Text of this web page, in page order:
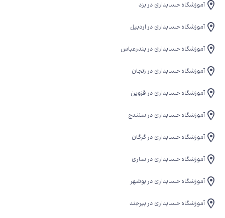
آموزشگاه حسابداری در یزد
آموزشگاه حسابداری در اردبیل
آموزشگاه حسابداری در بندرعباس
آموزشگاه حسابداری در زنجان
آموزشگاه حسابداری در قزوین
آموزشگاه حسابداری در سنندج
آموزشگاه حسابداری در گرگان
آموزشگاه حسابداری در ساری
آموزشگاه حسابداری در بوشهر
آموزشگاه حسابداری در بیرجند